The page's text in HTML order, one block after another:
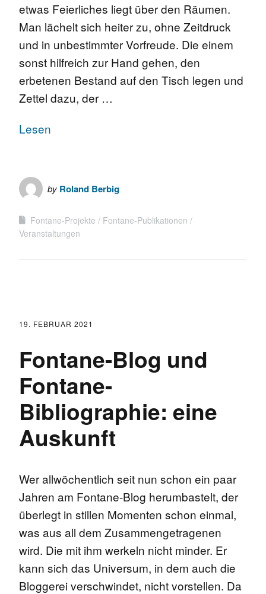
etwas Feierliches liegt über den Räumen.
Man lächelt sich heiter zu, ohne Zeitdruck
und in unbestimmter Vorfreude. Die einem
sonst hilfreich zur Hand gehen, den
erbetenen Bestand auf den Tisch legen und
Zettel dazu, der …
Lesen
by Roland Berbig
Fontane-Projekte
Fontane-Publikationen
Veranstaltungen
19. FEBRUAR 2021
Fontane-Blog und
Fontane-
Bibliographie: eine
Auskunft
Wer allwöchentlich seit nun schon ein paar
Jahren am Fontane-Blog herumbastelt, der
überlegt in stillen Momenten schon einmal,
was aus all dem Zusammengetragenen
wird. Die mit ihm werkeln nicht minder. Er
kann sich das Universum, in dem auch die
Bloggerei verschwindet, nicht vorstellen. Da